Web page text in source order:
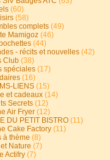
(60)
(58)
complets (49)
Mamigoz (46)
(44)
- récits et nouvelles (42)
Club (38)
spéciales (17)
(16)
LIENS (15)
et cadeaux (14)
Secrets (12)
Air Fryer (12)
DU PETIT BISTRO (11)
Cake Factory (11)
à thème (8)
Nature (7)
Actifry (7)